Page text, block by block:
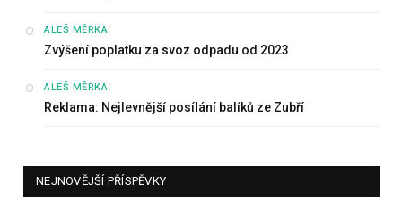
ALEŠ MĚRKA:
Zvýšení poplatku za svoz odpadu od 2023
ALEŠ MĚRKA:
Reklama: Nejlevnější posílání balíků ze Zubří
NEJNOVĚJŠÍ PŘÍSPĚVKY